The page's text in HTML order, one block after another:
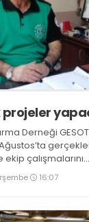
Derneği
çalışmalarını
ifade ederek
ve
16:07